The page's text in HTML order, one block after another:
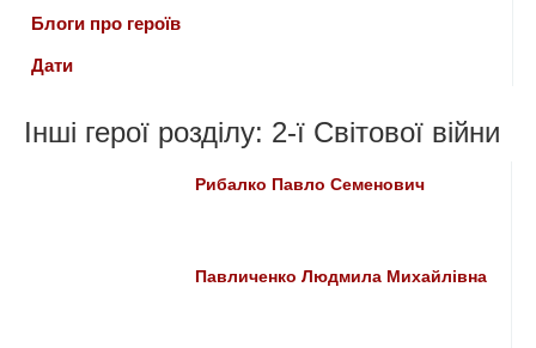
Блоги про героїв
Дати
Інші герої розділу: 2-ї Світової війни
Рибалко Павло Семенович
Павличенко Людмила Михайлівна